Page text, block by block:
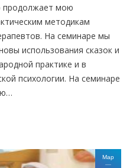
продолжает мою
методикам
На семинаре мы
использования сказок и
практике и в
психологии. На семинаре
Мар